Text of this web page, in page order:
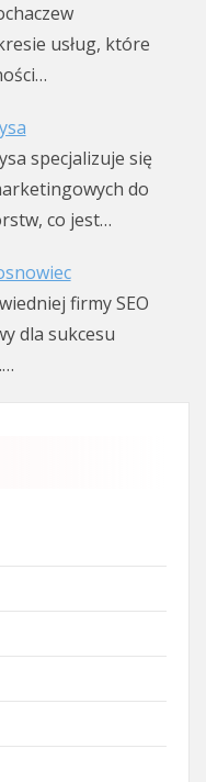
usług, które
specjalizuje się
do
co jest…
firmy SEO
dla sukcesu